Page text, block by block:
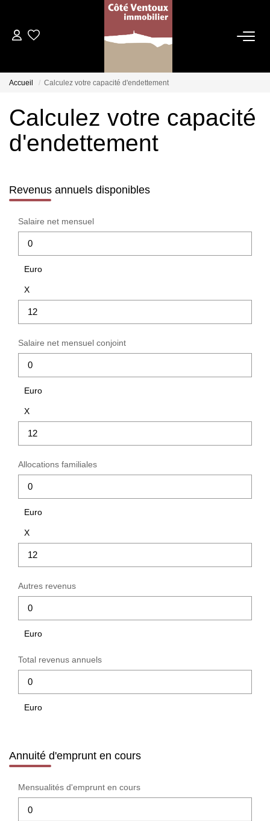
Qui Sommes Nous
Les Dentelles Montmirail
Notre Équipe
ESTIMATION
CHASSEUR IMMOBILIER
ACTUALITÉS
CONTACT
Accueil Calculez votre capacité d'endettement
Calculez votre capacité
d'endettement
Revenus annuels disponibles
Salaire net mensuel
Euro
X
Salaire net mensuel conjoint
Euro
X
Allocations familiales
Euro
X
Autres revenus
Euro
Total revenus annuels
Euro
Annuité d'emprunt en cours
Mensualités d'emprunt en cours